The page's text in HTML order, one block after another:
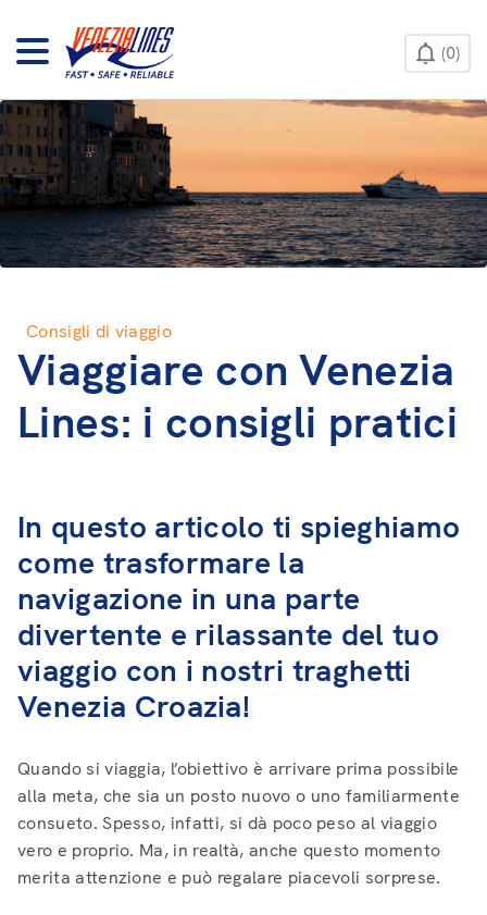
0
HELP & INFO
Consigli di viaggio
Viaggiare con Venezia
Lines: i consigli pratici
In questo articolo ti spieghiamo
come trasformare la
navigazione in una parte
divertente e rilassante del tuo
viaggio con i nostri traghetti
Venezia Croazia!
Quando si viaggia, l’obiettivo è arrivare prima possibile
alla meta, che sia un posto nuovo o uno familiarmente
consueto. Spesso, infatti, si dà poco peso al viaggio
vero e proprio. Ma, in realtà, anche questo momento
merita attenzione e può regalare piacevoli sorprese.